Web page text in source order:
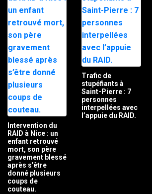
Intervention du
RAID à Nice : un
enfant retrouvé
mort, son père
gravement blessé
après s’être
donné plusieurs
coups de
couteau.
Trafic de
stupéfiants à
Saint-Pierre : 7
personnes
interpellées avec
l’appuie du RAID.